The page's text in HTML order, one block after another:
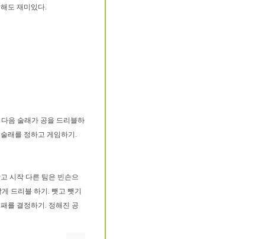
도 재미있다.
음 술래가 공을 드리블하
래를 정하고 게임하기.
시작 다른 팀은 빈손으
드리블 하기. 뺏고 뺏기
를 결정하기. 정해진 공